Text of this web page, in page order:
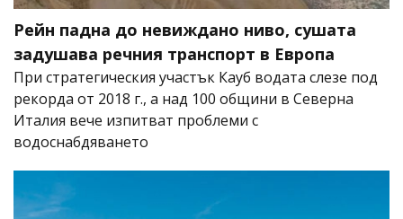
Рейн падна до невиждано ниво, сушата
задушава речния транспорт в Европа
При стратегическия участък Кауб водата слезе под
рекорда от 2018 г., а над 100 общини в Северна
Италия вече изпитват проблеми с
водоснабдяването